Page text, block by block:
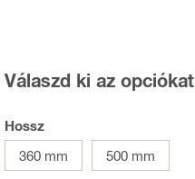
Válaszd ki az opciókat
Hossz
360 mm
500 mm